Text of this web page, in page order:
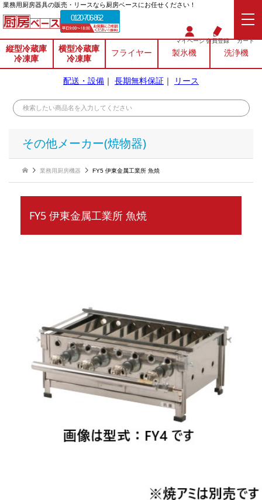
業務⽤厨房器具の販売・リースなら厨房ベースにお任せください！
0120-706-862
マイページ会員登録 カート
縦型冷蔵庫
冷凍庫
横型冷蔵庫
冷凍庫
フライヤー 製氷機 洗浄機
配送・設備 ｜ 長期無料保証 ｜ リース
その他メーカー(焼物器)
業務用厨房機器 FY5 伊東金属工業所 魚焼
FY5 伊東金属工業所 魚焼